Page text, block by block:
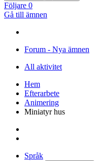
Följare 0
Gå till ämnen
Forum - Nya ämnen
All aktivitet
Hem
Efterarbete
Animering
Miniatyr hus
Språk